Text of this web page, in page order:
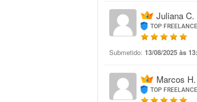
Juliana C.
TOP
Submetido: 13/08/2025 às
Marcos H.
TOP